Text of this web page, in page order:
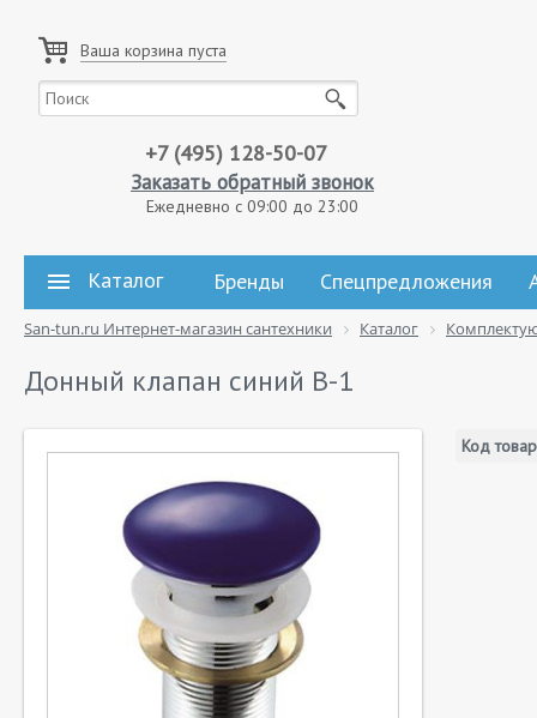
Ваша корзина пуста
+7 (495) 128-50-07
Заказать обратный звонок
Ежедневно с 09:00 до 23:00
Каталог Бренды Спецпредложения
San-tun.ru Интернет-магазин сантехники Каталог
Донный клапан синий B-1
Код